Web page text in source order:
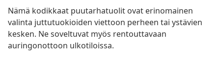
Nämä kodikkaat puutarhatuolit ovat erinomainen
valinta juttutuokioiden viettoon perheen tai ystävien
kesken. Ne soveltuvat myös rentouttavaan
auringonottoon ulkotiloissa.